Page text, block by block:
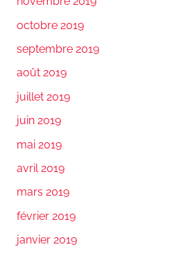
octobre 2019
septembre 2019
août 2019
juillet 2019
juin 2019
mai 2019
avril 2019
mars 2019
février 2019
janvier 2019